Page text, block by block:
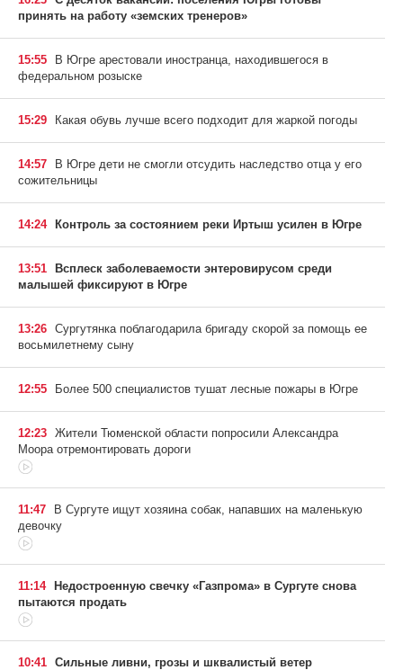
принять на работу «земских тренеров»
15:55
В Югре арестовали иностранца, находившегося в
федеральном розыске
15:29 Какая обувь лучше всего подходит для жаркой погоды
14:57
В Югре дети не смогли отсудить наследство отца у его
сожительницы
14:24 Контроль за состоянием реки Иртыш усилен в Югре
13:51 Всплеск заболеваемости энтеровирусом среди
малышей фиксируют в Югре
13:26 Сургутянка поблагодарила бригаду скорой за помощь ее
восьмилетнему сыну
12:55 Более 500 специалистов тушат лесные пожары в Югре
12:23 Жители Тюменской области попросили Александра
Моора отремонтировать дороги
11:47
В Сургуте ищут хозяина собак, напавших на маленькую
девочку
11:14 Недостроенную свечку «Газпрома» в Сургуте снова
пытаются продать
10:41 Сильные ливни, грозы и шквалистый ветер